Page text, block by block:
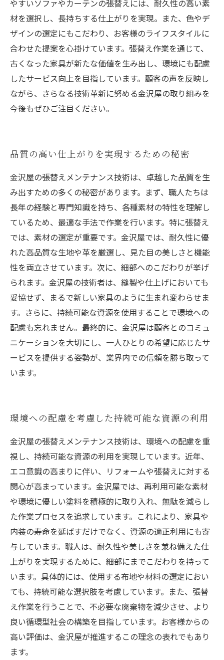
やすいソファやカーテンの張替えには、耐久性の高い素
材を選択し、長持ちする仕上がりを実現。また、色やデ
ザインの選定にもこだわり、お客様のライフスタイルに
合わせた提案を心掛けています。張替え作業を通じて、
古くなった家具が新たな価値を生み出し、環境にも配慮
したサービス向上を目指しています。顧客の声を反映し
ながら、さらなる技術革新に努める金沢屋の取り組みを
今後もぜひご注目ください。
品質の高い仕上がりを実現するための秘密
金沢屋の張替えメンテナンス技術は、卓越した品質を生
み出すための多くの秘密があります。まず、職人たちは
長年の経験と専門知識を持ち、各種素材の特性を理解し
ているため、最適な手法で作業を行います。特に張替え
では、素材の選定が重要です。金沢屋では、耐久性に優
れた高品質な生地や革を厳選し、見た目の美しさと機能
性を両立させています。次に、細部へのこだわりが挙げ
られます。金沢屋の技術者は、縫製や仕上げにおいても
妥協せず、まるで新しい家具のように生まれ変わらせま
す。さらに、持続可能な資源を使用することで環境への
配慮も忘れません。最終的に、金沢屋は顧客とのコミュ
ニケーションを大切にし、一人ひとりの希望に応じたサ
ービスを提供する姿勢が、業界内での信頼を勝ち取って
います。
環境への配慮を考慮した持続可能な資源の利用
金沢屋の張替えメンテナンス技術は、環境への配慮を重
視し、持続可能な資源の利用を実現しています。近年、
エコ意識の高まりに伴い、リフォームや張替えに対する
関心が高まっています。金沢屋では、再利用可能な素材
や環境に優しい塗料を積極的に取り入れ、無駄を減らし
た作業プロセスを追求しています。これにより、家具や
内装の寿命を延ばすだけでなく、資源の適正利用にも寄
与しています。職人は、耐久性や美しさを兼ね備えた仕
上がりを実現するために、細部にまでこだわりを持って
います。具体的には、使用する布地や材料の選定におい
ても、持続可能な選択肢を考慮しています。また、張替
え作業を行うことで、不必要な廃棄物を減少させ、より
良い循環型社会の構築を目指しています。お客様からの
高い評価は、金沢屋が推進するこの理念の表れでもあり
ます。